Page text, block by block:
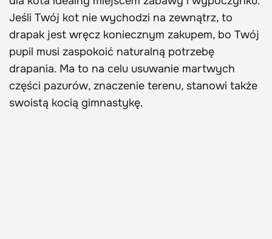
Jeśli Twój kot nie wychodzi na zewnątrz, to
drapak jest wręcz koniecznym zakupem, bo Twój
pupil musi zaspokoić naturalną potrzebę
drapania. Ma to na celu usuwanie martwych
części pazurów, znaczenie terenu, stanowi także
swoistą kocią gimnastykę.